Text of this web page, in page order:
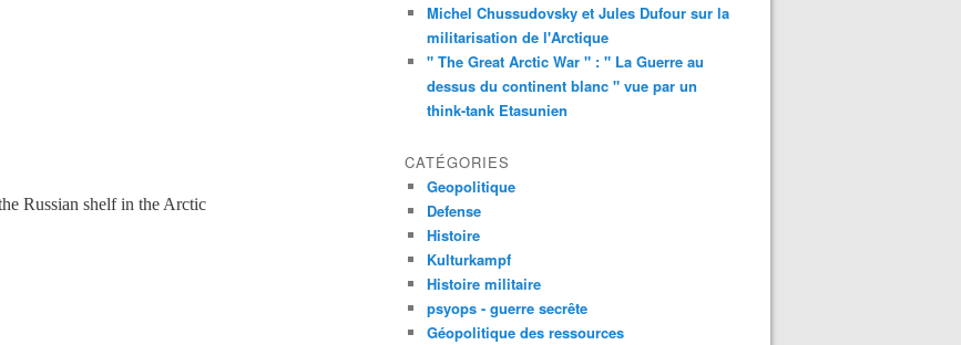
Michel Chussudovsky et Jules Dufour sur la
militarisation de l'Arctique
" The Great Arctic War " : " La Guerre au
dessus du continent blanc " vue par un
think-tank Etasunien
CATÉGORIES
Geopolitique
Defense
Histoire
Kulturkampf
Histoire militaire
psyops - guerre secrête
Géopolitique des ressources